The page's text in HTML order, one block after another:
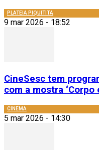
PLATEIA PIQUITITA
9 mar 2026 - 18:52
CineSesc tem
com a mostra ‘Corpo
CINEMA
5 mar 2026 - 14:30